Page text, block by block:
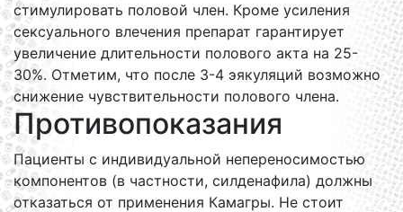
стимулировать половой член. Кроме усиления
сексуального влечения препарат гарантирует
увеличение длительности полового акта на 25-
30%. Отметим, что после 3-4 эякуляций возможно
снижение чувствительности полового члена.
Противопоказания
Пациенты с индивидуальной непереносимостью
компонентов (в частности, силденафила) должны
отказаться от применения Камагры. Не стоит